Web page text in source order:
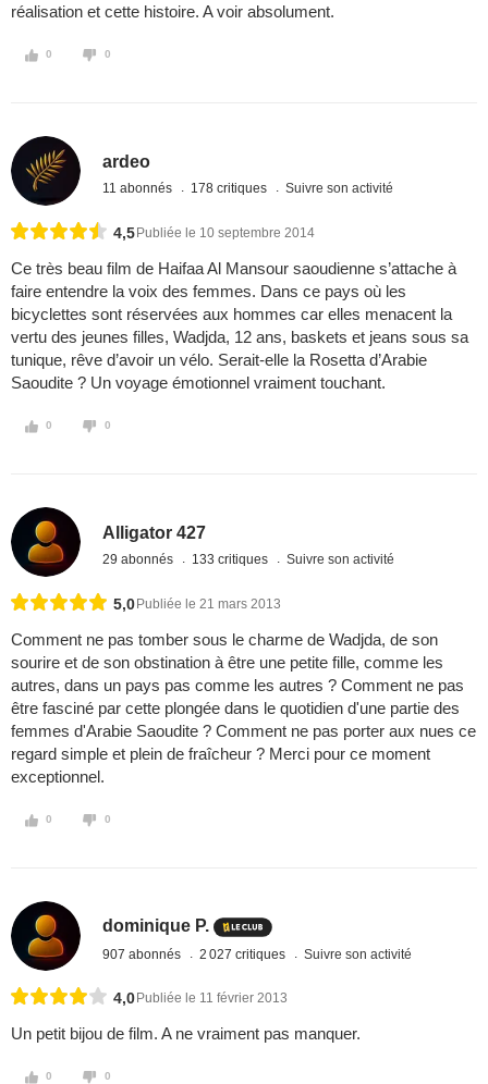
réalisation et cette histoire. A voir absolument.
0 0
ardeo
11 abonnés 178 critiques Suivre son activité
4,5 Publiée le 10 septembre 2014
Ce très beau film de Haifaa Al Mansour saoudienne s’attache à
faire entendre la voix des femmes. Dans ce pays où les
bicyclettes sont réservées aux hommes car elles menacent la
vertu des jeunes filles, Wadjda, 12 ans, baskets et jeans sous sa
tunique, rêve d’avoir un vélo. Serait-elle la Rosetta d’Arabie
Saoudite ? Un voyage émotionnel vraiment touchant.
0 0
Alligator 427
29 abonnés 133 critiques Suivre son activité
5,0 Publiée le 21 mars 2013
Comment ne pas tomber sous le charme de Wadjda, de son
sourire et de son obstination à être une petite fille, comme les
autres, dans un pays pas comme les autres ? Comment ne pas
être fasciné par cette plongée dans le quotidien d'une partie des
femmes d'Arabie Saoudite ? Comment ne pas porter aux nues ce
regard simple et plein de fraîcheur ? Merci pour ce moment
exceptionnel.
0 0
dominique P.
907 abonnés 2 027 critiques Suivre son activité
4,0 Publiée le 11 février 2013
Un petit bijou de film. A ne vraiment pas manquer.
0 0